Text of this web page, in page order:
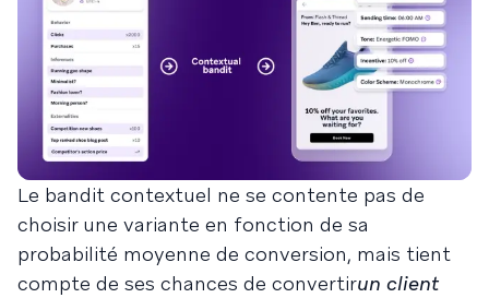
Le bandit contextuel ne se contente pas de
choisir une variante en fonction de sa
probabilité moyenne de conversion, mais tient
compte de ses chances de convertirun client